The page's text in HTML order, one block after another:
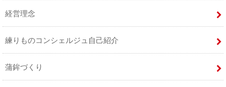
経営理念
練りものコンシェルジュ自己紹介
蒲鉾づくり